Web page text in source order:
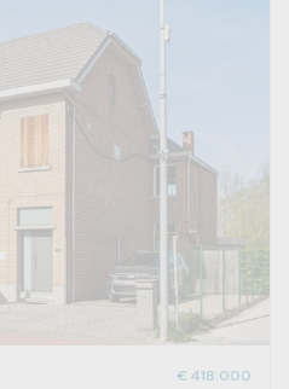
€ 418.000